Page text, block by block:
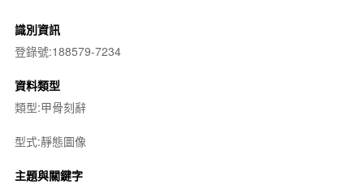
識別資訊
登錄號:188579-7234
資料類型
類型:甲骨刻辭
型式:靜態圖像
主題與關鍵字